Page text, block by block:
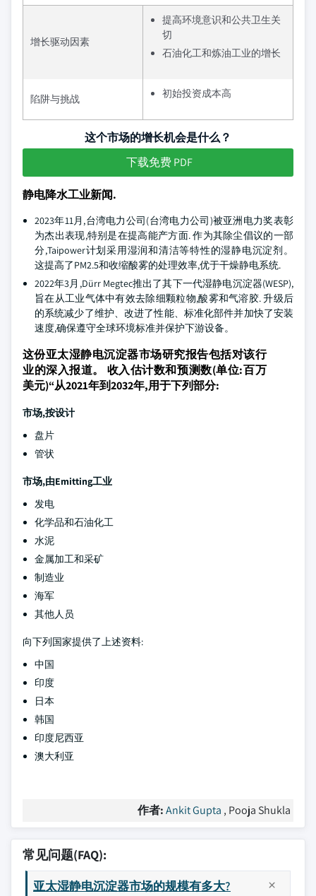
增长驱动因素
提高环境意识和公共卫生关
切
石油化工和炼油工业的增长
陷阱与挑战 初始投资成本高
这个市场的增长机会是什么？
下载免费 PDF
静电降水工业新闻.
2023年11月,台湾电力公司(台湾电力公司)被亚洲电力奖表彰
为杰出表现,特别是在提高能产方面. 作为其除尘倡议的一部
分,Taipower计划采用湿润和清洁等特性的湿静电沉淀剂。
这提高了PM2.5和收缩酸雾的处理效率,优于干燥静电系统.
2022年3月,Dürr Megtec推出了其下一代湿静电沉淀器(WESP),
旨在从工业气体中有效去除细颗粒物,酸雾和气溶胶. 升级后
的系统减少了维护、改进了性能、标准化部件并加快了安装
速度,确保遵守全球环境标准并保护下游设备。
这份亚太湿静电沉淀器市场研究报告包括对该行
业的深入报道。 收入估计数和预测数(单位:百万
美元)“从2021年到2032年,用于下列部分:
市场,按设计
盘片
管状
市场,由Emitting工业
发电
化学品和石油化工
水泥
金属加工和采矿
制造业
海军
其他人员
向下列国家提供了上述资料:
中国
印度
日本
韩国
印度尼西亚
澳大利亚
作者:Ankit Gupta , Pooja Shukla
常见问题(FAQ):
亚太湿静电沉淀器市场的规模有多大?